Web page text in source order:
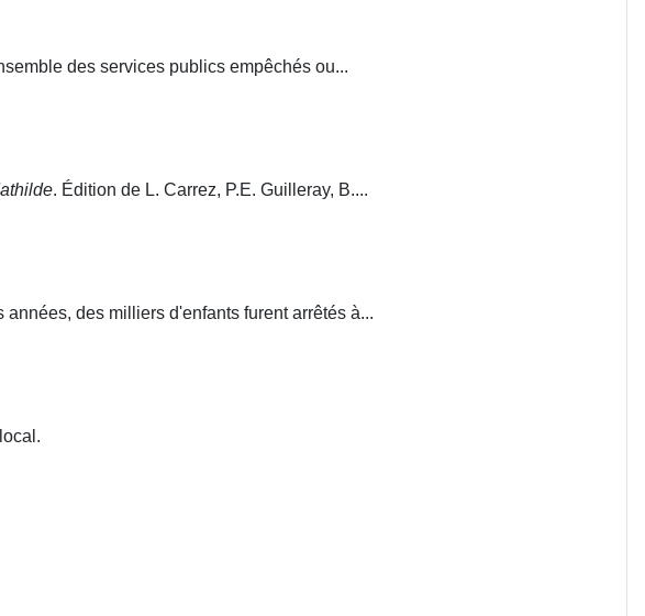
des services publics empêchés ou...
. Édition de L. Carrez, P.E. Guilleray, B....
des milliers d'enfants furent arrêtés à...